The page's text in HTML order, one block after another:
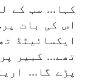
کہا... سب کے
اس کی بات
ایکسائیٹڈ
تھے... کبیر
پڑے گا...